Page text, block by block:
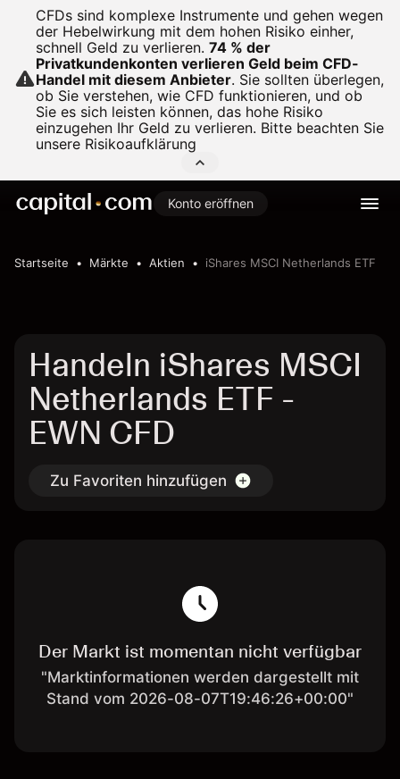
CFDs sind komplexe Instrumente und gehen wegen
der Hebelwirkung mit dem hohen Risiko einher,
schnell Geld zu verlieren. 74 % der
Privatkundenkonten verlieren Geld beim CFD-
Handel mit diesem Anbieter. Sie sollten überlegen,
ob Sie verstehen, wie CFD funktionieren, und ob
Sie es sich leisten können, das hohe Risiko
einzugehen Ihr Geld zu verlieren. Bitte beachten Sie
unsere Risikoaufklärung
Konto eröffnen
Startseite Märkte Aktien iShares MSCI Netherlands ETF
Handeln iShares MSCI
Netherlands ETF -
EWN CFD
Zu Favoriten hinzufügen
Der Markt ist momentan nicht verfügbar
"Marktinformationen werden dargestellt mit
Stand vom 2026-08-07T19:46:26+00:00"